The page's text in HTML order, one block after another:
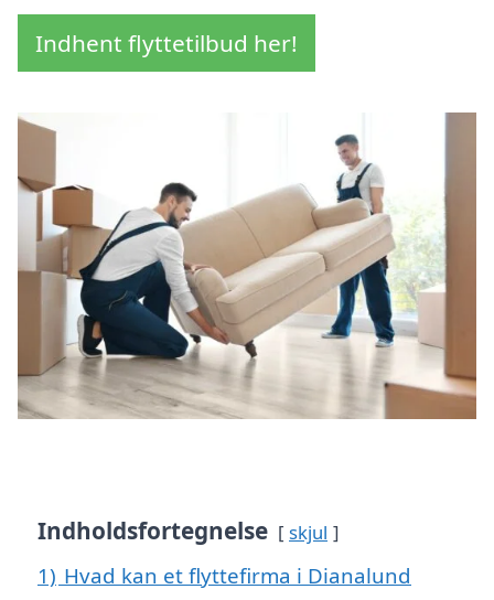
Indhent flyttetilbud her!
Indholdsfortegnelse skjul
1) Hvad kan et flyttefirma i Dianalund